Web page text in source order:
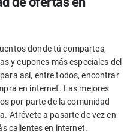
donde tú compartes,
y cupones más especiales del
así, entre todos, encontrar
en internet. Las mejores
por parte de la comunidad
Atrévete a pasarte de vez en
calientes en internet.